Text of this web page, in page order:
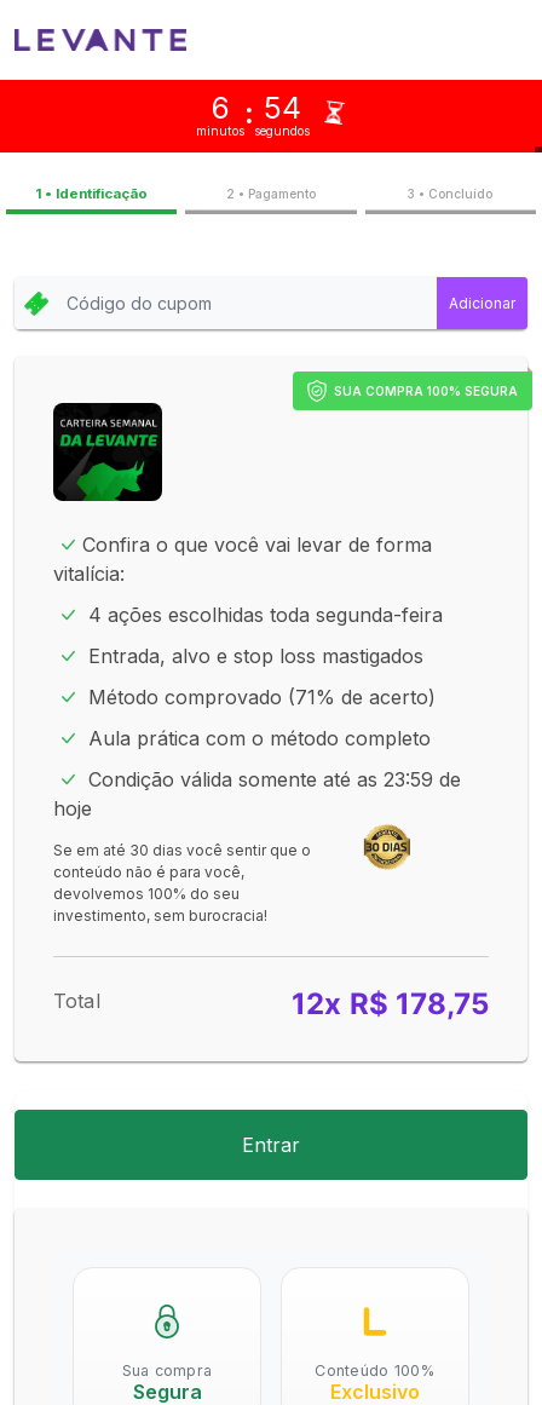
6
minutos
: 54
segundos
1 • Identificação 2 • Pagamento 3 •
SUA COMPRA 100% SEGURA
Confira o que você vai levar de forma
vitalícia:
4 ações escolhidas toda segunda-feira
Entrada, alvo e stop loss mastigados
Método comprovado (71% de acerto)
Aula prática com o método completo
Condição válida somente até as 23:59 de
hoje
Se em até 30 dias você sentir que o
conteúdo não é para você,
devolvemos 100% do seu
investimento, sem burocracia!
Total 12x R$ 178,75
Entrar
Sua compra
Segura
Conteúdo 100%
Exclusivo